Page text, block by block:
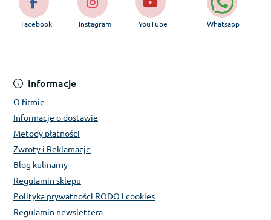
Informacje
O firmie
Informacje o dostawie
Metody płatności
Zwroty i Reklamacje
Blog kulinarny
Regulamin sklepu
Polityka prywatności RODO i cookies
Regulamin newslettera
Facebook Instagram YouTube Whatsapp